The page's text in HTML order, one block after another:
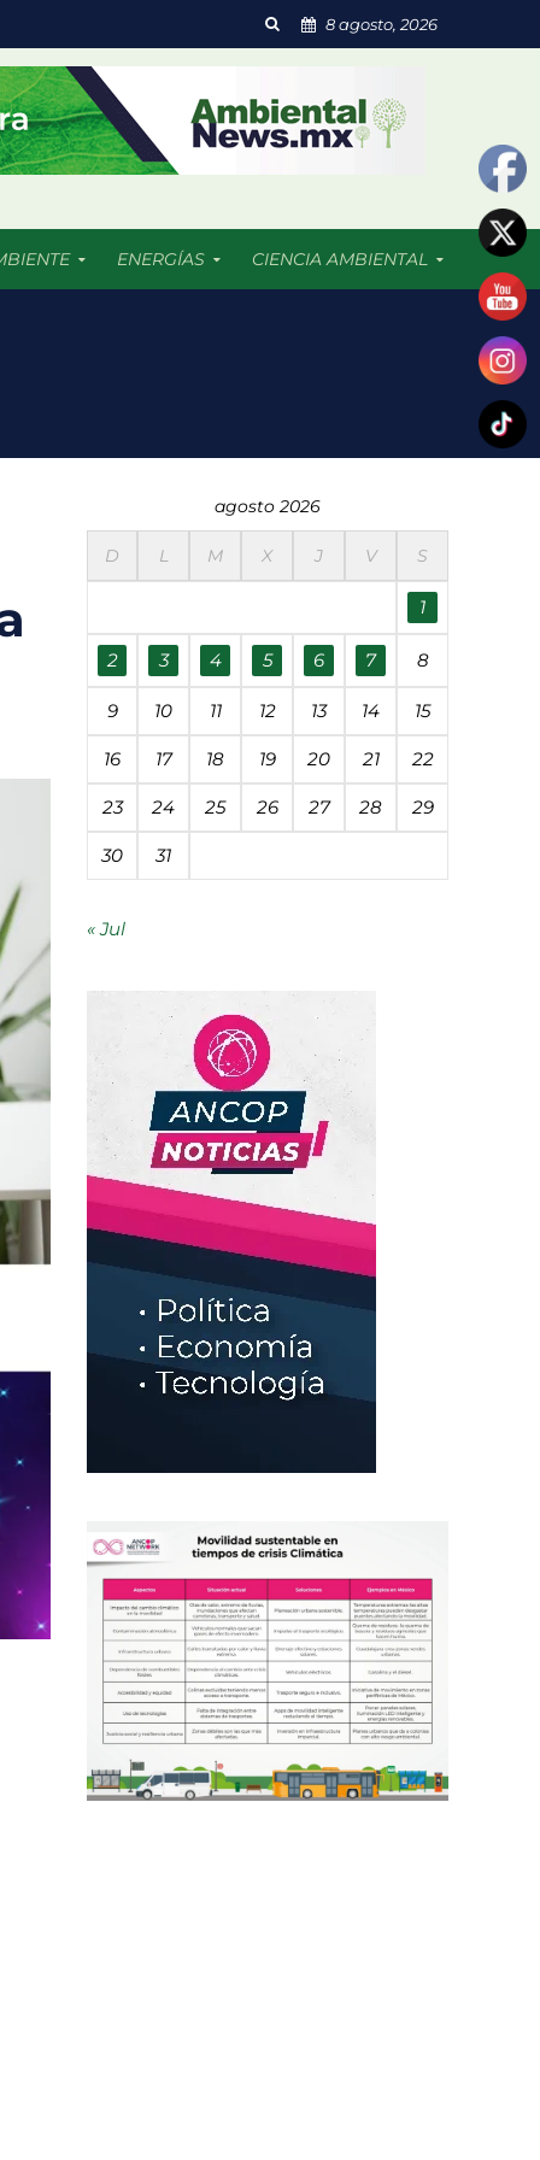
8 agosto, 2026
ENERGÍAS CIENCIA AMBIENTAL
agosto 2026
D L M X J V S
1
2 3 4 5 6 7 8
9 10 11 12 13 14 15
16 17 18 19 20 21 22
23 24 25 26 27 28 29
30 31
« Jul